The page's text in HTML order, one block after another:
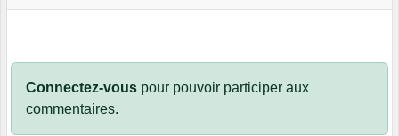
Connectez-vous pour pouvoir participer aux
commentaires.